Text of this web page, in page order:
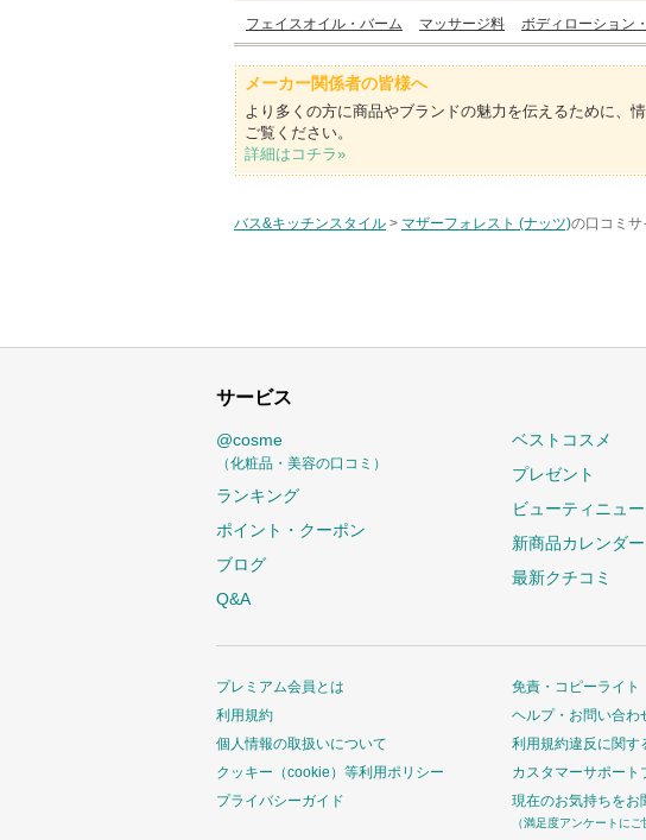
フェイスオイル・バーム マッサージ料 ボディローション
メーカー関係者の皆様へ
より多くの方に商品やブランドの魅力を伝えるために、
ご覧ください。
詳細はコチラ»
バス&キッチンスタイル > マザーフォレスト (ナッツ)の口コミサ
サービス
@cosme
（化粧品・美容の口コミ）
ランキング
ポイント・クーポン
ブログ
Q&A
ベストコスメ
プレゼント
ビューティニュー
新商品カレンダー
最新クチコミ
プレミアム会員とは
利用規約
個人情報の取扱いについて
クッキー（cookie）等利用ポリシー
プライバシーガイド
免責・コピーライト
ヘルプ・お問い合わ
利用規約違反に関す
カスタマーサポート
現在のお気持ちをお
（満足度アンケートにご